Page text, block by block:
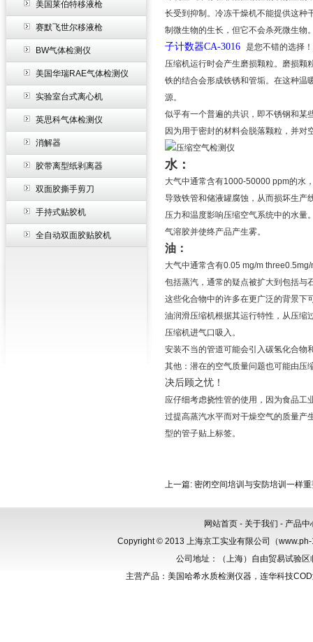
美国莱伯特移液枪
赛默飞世尔移液枪
BW气体检测仪
美国华瑞RAE气体检测仪
实验室台式离心机
英思科气体检测仪
消解器
胶带离型纸剥离器
双面胶撕手剪刀
手持式贴胶机
全自动双面胶贴胶机
长受到抑制。冷冻干燥机不能提供这种
制微生物的生长，但它不会杀死微生物
子计数器CA-3016 是您不错的选择！
压缩机运行时会产生磨损颗粒。磨损颗
铁的结合会形成铁锈和管垢。在这种温
源。
似乎有一个普遍的共识，即不锈钢和某
因为用于密封的材料会脱落颗粒，并对
水：
大气中通常含有1000-50000 ppm的水
导致铁管和储液罐腐蚀，从而损坏生产
压力和温度影响压缩空气系统中的水量
气溶胶并使终产品产生雾。
油：
大气中通常含有0.05 mg/m
包括蒸汽，通常的疑点被扩大到包括与
这些化合物中的许多在更广泛的背景下
油润滑压缩机根据其运行特性，从压缩
压缩机进气口吸入。
安装不当的管道可能会引入碳氢化合物
其他：潜在的空气质量问题也可能由压
决后顾之忧！
应仔细考虑挠性管的使用，因为食品工
过提高蒸汽水平而对干燥空气的质量产
型的管子贴上标签。
上一篇: 密闭空间培训与安防培训一样
网站首页 - 关于我们 - 产品中
Copyright © 2013 上海京工实业有限公司（
公司地址：（上海）自由贸易试验
主营产品：美国哈希水质检测仪器，连华科技